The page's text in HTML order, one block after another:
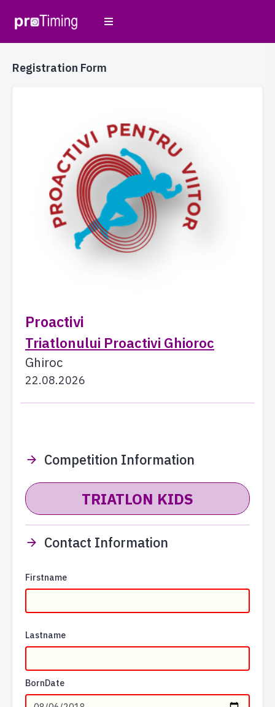
Registration Form
Proactivi
Triatlonului Proactivi Ghioroc
Ghiroc
22.08.2026
Competition Information
Contact Information
Firstname
Lastname
BornDate